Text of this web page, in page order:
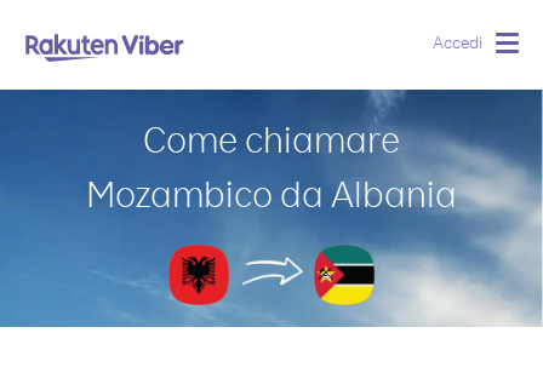
Accedi
Come chiamare
Mozambico da Albania